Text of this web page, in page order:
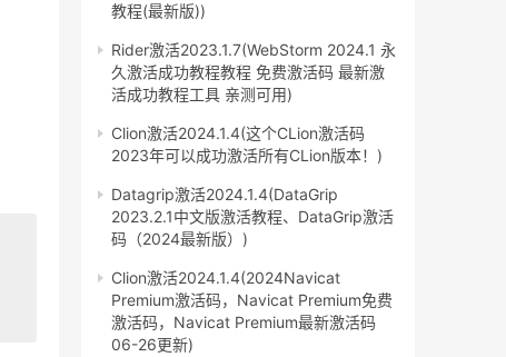
教程(最新版))
Rider激活2023.1.7(WebStorm 2024.1 永
久激活成功教程教程 免费激活码 最新激
活成功教程工具 亲测可用)
Clion激活2024.1.4(这个CLion激活码
2023年可以成功激活所有CLion版本！)
Datagrip激活2024.1.4(DataGrip
2023.2.1中文版激活教程、DataGrip激活
码（2024最新版）)
Clion激活2024.1.4(2024Navicat
Premium激活码，Navicat Premium免费
激活码，Navicat Premium最新激活码
06-26更新)